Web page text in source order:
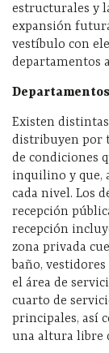
estructurales y
expansión
vestíbulo con
departamentos
Departamentos
Existen
distribuyen por
de condiciones
inquilino y que,
cada nivel. Los
recepción
recepción
zona privada
baño, vestidores
el área de
cuarto de
principales, así
una altura libre